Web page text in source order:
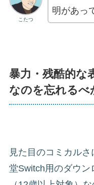
こたつ
明があっ
暴力・残酷的な
なのを忘れるべ
見た目のコミカル
堂Switch用のダウン
（12歳以上対象）